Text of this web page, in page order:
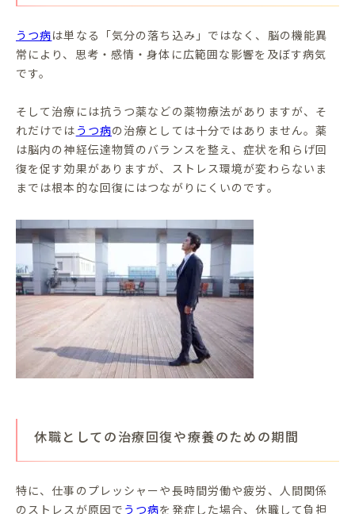
うつ病は単なる「気分の落ち込み」ではなく、脳の機能異
常により、思考・感情・身体に広範囲な影響を及ぼす病気
です。
そして治療には抗うつ薬などの薬物療法がありますが、そ
れだけでは うつ病の治療としては十分ではありません。薬
は脳内の神経伝達物質のバランスを整え、症状を和らげ回
復を促す効果がありますが、ストレス環境が変わらないま
までは根本的な回復にはつながりにくいのです。
休職としての治療回復や療養のための期間
特に、仕事のプレッシャーや長時間労働や疲労、人間関係
のストレスが原因で うつ病を発症した場合、休職して負担